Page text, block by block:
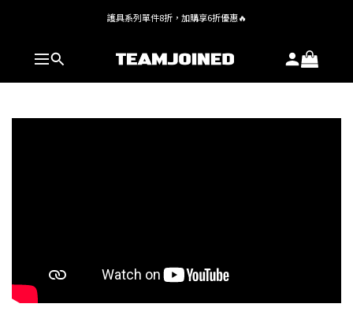
全館 $1,380 即享免運
護具系列單件8折，加購享6折優惠🔥
全館 $1,380 即享免運